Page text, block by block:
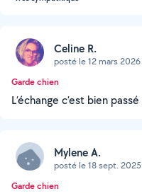
Celine R.
posté le 12 mars 2026
Garde chien
L’échange c’est bien passé
Mylene A.
posté le 18 sept. 2025
Garde chien